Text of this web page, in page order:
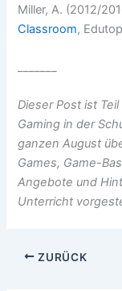
Miller, A. (2012/
Classroom,
Dieser Post ist
Gaming in der
ganzen August
Games, Game-
Angebote und
Unterricht
ZURÜCK